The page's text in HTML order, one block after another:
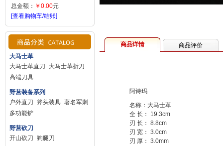
总金额： ￥0.00元
[查看购物车/结账]
大马士革
大马士革直刀
大马士革折刀
高端刀具
野营装备系列
户外直刀 斧头装具 著名军刺
多功能铲
野营砍刀
开山砍刀 狗腿刀
商品详情 商品评价
阿诗玛
名称：大马士革
全 长： 19.3cm
刃 长： 8.8cm
刃 宽： 3.0cm
刃 厚： 3.0mm